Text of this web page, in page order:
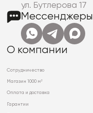
ул. Бутлерова 17
Мессенджеры
О компании
Сотрудничество
Магазин 1000 м²
Оплата и доставка
Гарантии